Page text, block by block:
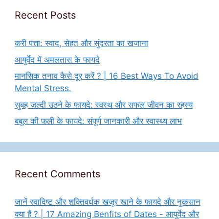
Recent Posts
करी पत्ता: स्वाद, सेहत और सुंदरता का खजाना
आयुर्वेद में अमलतास के फायदे
मानसिक तनाव कैसे दूर करें ? | 16 Best Ways To Avoid
Mental Stress.
सुबह जल्दी उठने के फायदे: स्वस्थ और सफल जीवन का रहस्य
बबूल की फली के फायदे: संपूर्ण जानकारी और स्वास्थ्य लाभ
Recent Comments
जानें स्वादिष्ट और शक्तिवर्धक खजूर खाने के फायदे और नुकसान
क्या हैं ? | 17 Amazing Benfits of Dates - आयुर्वेद और